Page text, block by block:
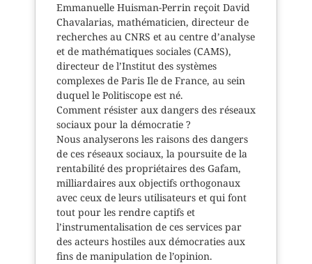
Emmanuelle Huisman-Perrin reçoit David
Chavalarias, mathématicien, directeur de
recherches au CNRS et au centre d’analyse
et de mathématiques sociales (CAMS),
directeur de l’Institut des systèmes
complexes de Paris Ile de France, au sein
duquel le Politiscope est né.
Comment résister aux dangers des réseaux
sociaux pour la démocratie ?
Nous analyserons les raisons des dangers
de ces réseaux sociaux, la poursuite de la
rentabilité des propriétaires des Gafam,
milliardaires aux objectifs orthogonaux
avec ceux de leurs utilisateurs et qui font
tout pour les rendre captifs et
l’instrumentalisation de ces services par
des acteurs hostiles aux démocraties aux
fins de manipulation de l’opinion.